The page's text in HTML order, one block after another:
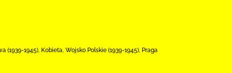
1945), Kobieta, Wojsko Polskie (1939-1945), Praga